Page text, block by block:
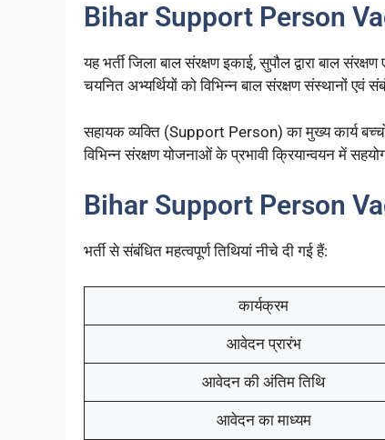
Bihar Support Person
यह भर्ती जिला बाल संरक्षण इकाई, सुपौल द्वारा बाल
चयनित अभ्यर्थियों को विभिन्न बाल संरक्षण संस्थानों एवं
सहायक व्यक्ति (Support Person) का मुख्य कार्य बच्चों
विभिन्न संरक्षण योजनाओं के प्रभावी क्रियान्वयन में
Bihar Support Person
भर्ती से संबंधित महत्वपूर्ण तिथियां नीचे दी गई हैं:
कार्यक्रम
आवेदन प्रारंभ
आवेदन की अंतिम तिथि
आवेदन का माध्यम